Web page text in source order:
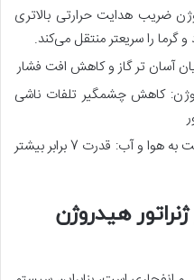
ضریب هدایت حرارتی بالاتری
گرما را سریعتر منتقل می‌کند.
آسان تر گاز و کاهش افت فشار
کاهش چشمگیر تلفات ناشی
قدرت بیشتر در خنک سازی نسبت به هوا و آب: قدرت 7 برابر بیشتر
هیدروژن